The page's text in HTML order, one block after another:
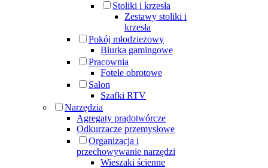
Stoliki i krzesła
Zestawy stoliki i
krzesła
Pokój młodzieżowy
Biurka gamingowe
Pracownia
Fotele obrotowe
Salon
Szafki RTV
Narzędzia
Agregaty prądotwórcze
Odkurzacze przemysłowe
Organizacja i
przechowywanie narzędzi
Wieszaki ścienne